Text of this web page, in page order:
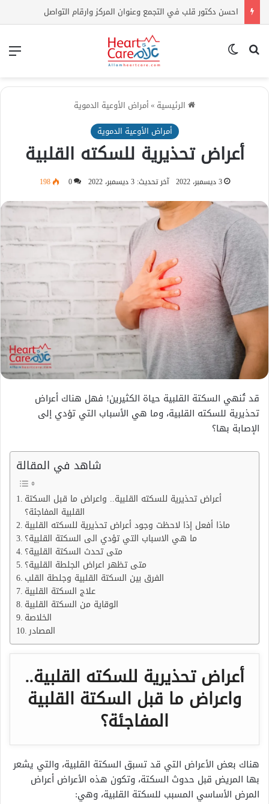
احسن دكتور قلب في التجمع وعنوان المركز وارقام التواصل
بحث عن
الرئيسية »أمراض الأوعية الدموية
أمراض الأوعية الدموية
أعراض تحذيرية للسكته القلبية
3 ديسمبر، 2022 آخر تحديث: 3 ديسمبر، 2022 0
198
قد تُنهي السكتة القلبية حياة الكثيرين! فهل هناك أعراض
تحذيرية للسكته القلبية، وما هي الأسباب التي تؤدي إلى
الإصابة بها؟
شاهد في المقالة
أعراض تحذيرية للسكته القلبية.. واعراض ما قبل السكتة
القلبية المفاجئة؟
ماذا أفعل إذا لاحظت وجود أعراض تحذيرية للسكته القلبية
ما هي الاسباب التي تؤدي الى السكتة القلبية؟
متى تحدث السكتة القلبية؟
متى تظهر اعراض الجلطة القلبية؟
الفرق بين السكتة القلبية وجلطة القلب
علاج السكتة القلبية
الخلاصة
المصادر
أعراض تحذيرية للسكته القلبية..
واعراض ما قبل السكتة القلبية
المفاجئة؟
هناك بعض الأعراض التي قد تسبق السكتة القلبية، والتي يشعر
بها المريض قبل حدوث السكتة، وتكون هذه الأعراض أعراض
المرض الأساسي المسبب للسكتة القلبية، وهي: